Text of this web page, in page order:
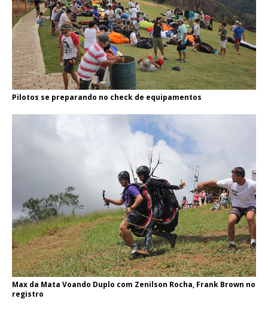
Pilotos se preparando no check de equipamentos
Max da Mata Voando Duplo com Zenilson Rocha, Frank Brown no
registro